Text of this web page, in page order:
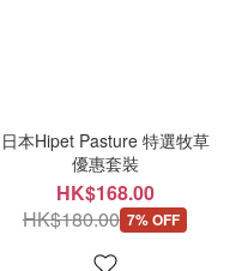
日本Hipet Pasture 特選牧草
優惠套裝
HK$168.00
HK$180.00 7% OFF